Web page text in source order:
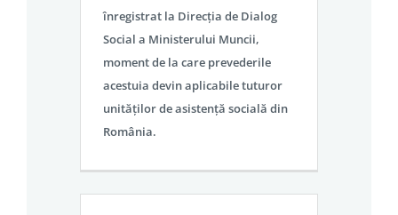
înregistrat la Direcția de Dialog
Social a Ministerului Muncii,
moment de la care prevederile
acestuia devin aplicabile tuturor
unităților de asistență socială din
România.